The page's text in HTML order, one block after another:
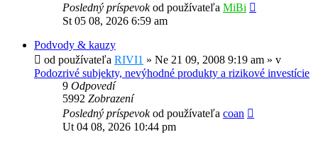
Posledný príspevokod používateľa MiBi
St 05 08, 2026 6:59 am
Podvody & kauzy
od používateľa RIVI1 » Ne 21 09, 2008 9:19 am » v
Podozrivé subjekty, nevýhodné produkty a rizikové investície
9 Odpovedí
5992 Zobrazení
Posledný príspevokod používateľa coan
Ut 04 08, 2026 10:44 pm